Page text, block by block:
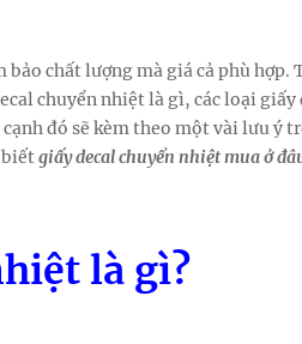
bảo chất lượng mà giá cả phù
chuyển nhiệt là gì, các loại
đó sẽ kèm theo một vài lưu ý
biếtgiấy decal chuyển nhiệt mua ở
là gì?